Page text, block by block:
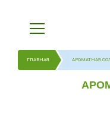
ГЛАВНАЯ АРОМАТНАЯ